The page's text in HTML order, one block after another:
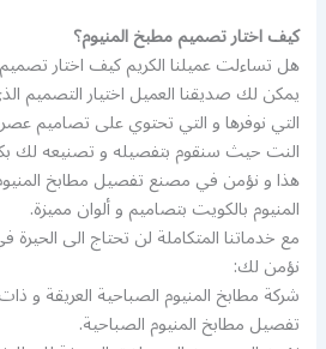
كيف اختار تصميم مطبخ المنيوم؟
هل تساءلت عميلنا الكريم كيف اختار
يمكن لك صديقنا العميل اختيار التصميم
التي نوفرها و التي تحتوي على تصاميم
النت حيث سنقوم بتفصيله و تصنيعه لك
هذا و نؤمن في مصنع تفصيل مطابخ
المنيوم بالكويت بتصاميم و ألوان مميزة.
مع خدماتنا المتكاملة لن تحتاج الى
نؤمن لك:
شركة مطابخ المنيوم الصباحية العريقة و
تفصيل مطابخ المنيوم الصباحية.